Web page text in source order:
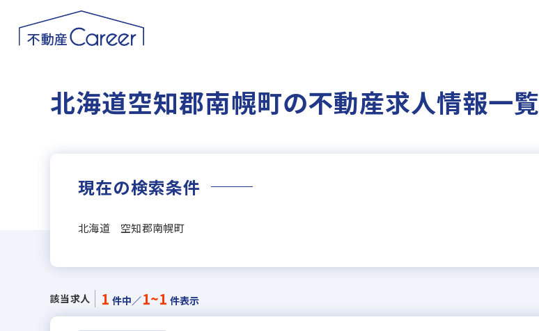
北海道空知郡南幌町の不動産求人情報一覧
現在の検索条件
北海道 空知郡南幌町
該当求人 1 件中／1~1 件表示